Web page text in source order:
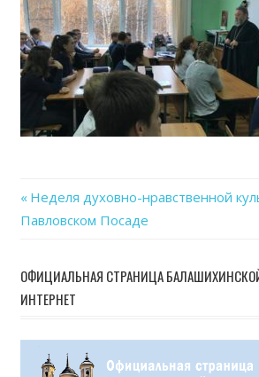
Навигация
записям
Previous
Post:
Неделя духовно-нравственной
Павловском Посаде
ОФИЦИАЛЬНАЯ СТРАНИЦА
ИНТЕРНЕТ